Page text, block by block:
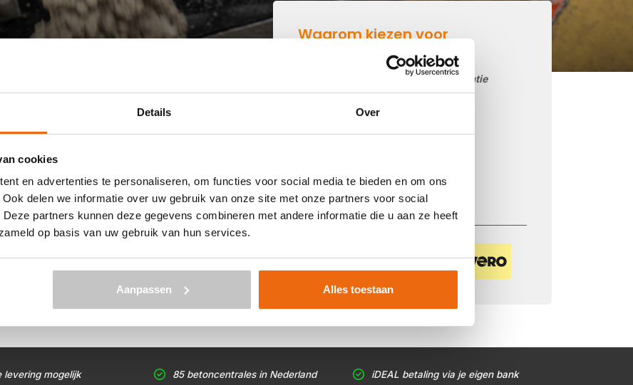
Details Over
cookies
en advertenties te personaliseren, om functies voor social media te bieden en om ons
delen we informatie over uw gebruik van onze site met onze partners voor social
partners kunnen deze gegevens combineren met andere informatie die u aan ze heeft
op basis van uw gebruik van hun services.
Aanpassen Alles toestaan
die goedkoop beton kan storten in Edam? Dan ben je
beton in heel Nederland voor een voordelige prijs.
eenofferteaan. Vul je postcode, het benodigde
betonpomp en je e-mailadres in en ontvang binnen
Aansluitend kun je middels de bestellink in de
in 3 werkdagen. Weet je niet hoeveel kuub
Waarom kiezen voor
Betonmortel.net
Goedkoop beton storten op locatie
Regelmatig nieuwe prijzen
Veilig betalen met:
levering mogelijk 85 betoncentrales in Nederland iDEAL betaling via je eigen bank